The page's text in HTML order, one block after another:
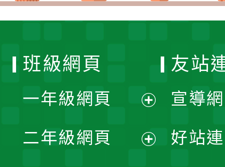
班級網頁
一年級網頁
開
二年級網頁
友站
宣導
好站